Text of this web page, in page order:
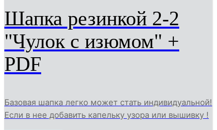
Шапка резинкой 2-2
"Чулок с изюмом" +
PDF
Базовая шапка легко может стать индивидуальной!
Если в нее добавить капельку узора или вышивку !